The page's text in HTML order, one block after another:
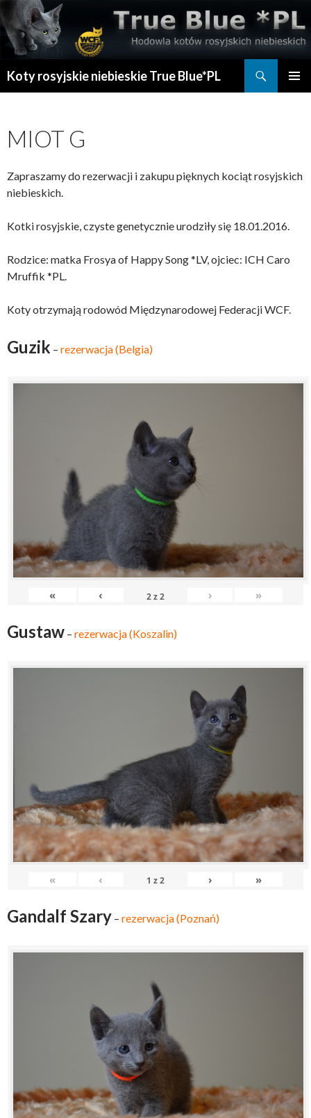
Koty rosyjskie niebieskie True Blue*PL
MIOT G
Zapraszamy do rezerwacji i zakupu pięknych kociąt rosyjskich
niebieskich.
Kotki rosyjskie, czyste genetycznie urodziły się 18.01.2016.
Rodzice: matka Frosya of Happy Song *LV, ojciec: ICH Caro
Mruffik *PL.
Koty otrzymają rodowód Międzynarodowej Federacji WCF.
Guzik – rezerwacja (Belgia)
« ‹ 2z2 › »
Gustaw – rezerwacja (Koszalin)
« ‹ 1 z2 › »
Gandalf Szary – rezerwacja (Poznań)